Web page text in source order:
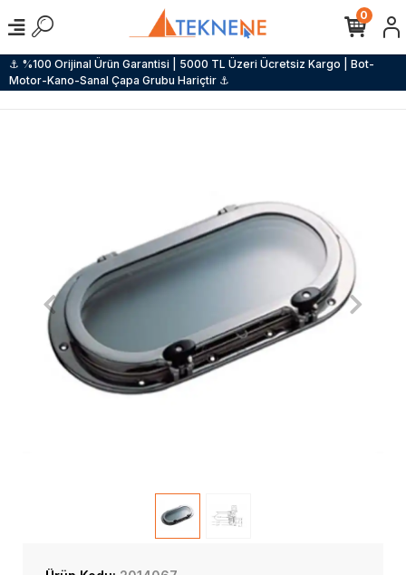
⚓ %100 Orijinal Ürün Garantisi | 5000 TL Üzeri Ücretsiz Kargo | Bot-
Motor-Kano-Sanal Çapa Grubu Hariçtir ⚓
0